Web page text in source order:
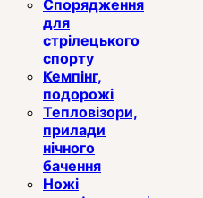
Спорядження
для
стрілецького
спорту
Кемпінг,
подорожі
Тепловізори,
прилади
нічного
бачення
Ножі